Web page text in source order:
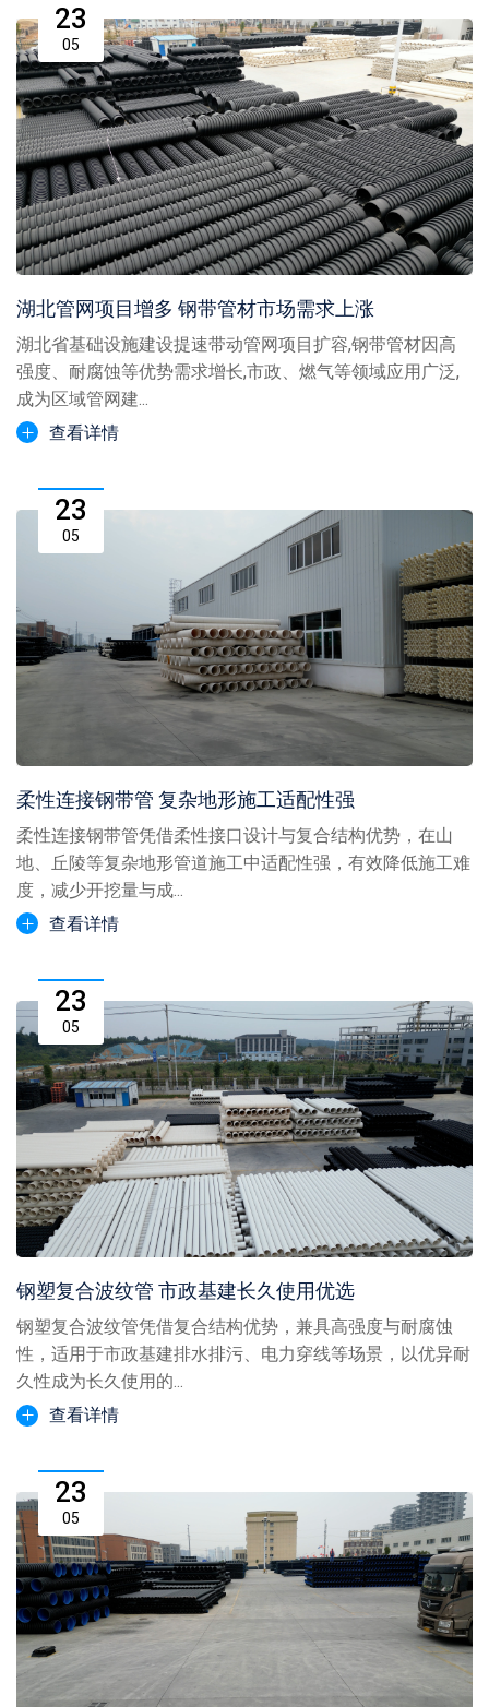
23
05
湖北管网项目增多 钢带管材市场需求上涨
湖北省基础设施建设提速带动管网项目扩容,钢带管材因高
强度、耐腐蚀等优势需求增长,市政、燃气等领域应用广泛,
成为区域管网建...
查看详情
23
05
柔性连接钢带管 复杂地形施工适配性强
柔性连接钢带管凭借柔性接口设计与复合结构优势，在山
地、丘陵等复杂地形管道施工中适配性强，有效降低施工难
度，减少开挖量与成...
查看详情
23
05
钢塑复合波纹管 市政基建长久使用优选
钢塑复合波纹管凭借复合结构优势，兼具高强度与耐腐蚀
性，适用于市政基建排水排污、电力穿线等场景，以优异耐
久性成为长久使用的...
查看详情
23
05